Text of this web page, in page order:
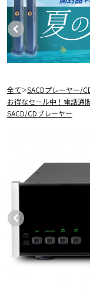
全て＞SACDプレーヤー/
お得なセール中！電話通
SACD/CDプレーヤー